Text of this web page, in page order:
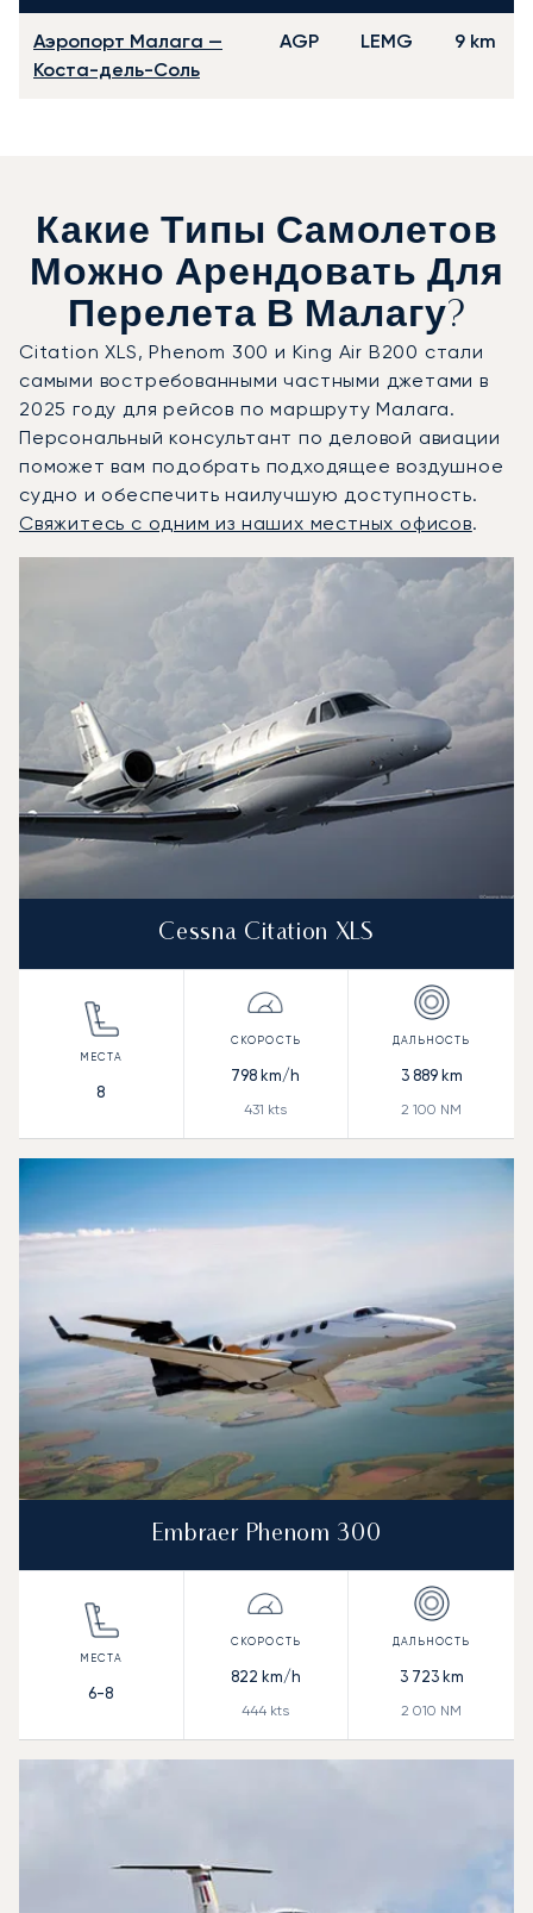
Аэропорт Малага —
Коста-дель-Соль
AGP LEMG 9 km
Какие Типы Самолетов
Можно Арендовать Для
Перелета В Малагу?
Citation XLS, Phenom 300 и King Air B200 стали
самыми востребованными частными джетами в
2025 году для рейсов по маршруту Малага.
Персональный консультант по деловой авиации
поможет вам подобрать подходящее воздушное
судно и обеспечить наилучшую доступность.
Свяжитесь с одним из наших местных офисов.
Модель воздушного судна
Скорость (км/ч)
Скорость (узлы)
Cessna Citation XLS
8
798 km/h
431 kts
3 889km
2 100 NM
Embraer Phenom 300
6-8
822 km/h
444 kts
3 723km
2 010 NM